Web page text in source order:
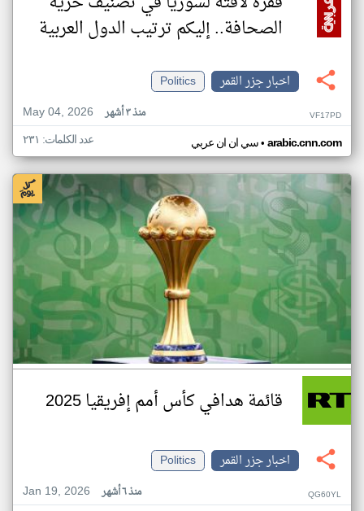
الصحافة.. إليكم ترتيب الدول العربية
اخبار جزر القمر
Politics
May 04, 2026
منذ ٣ أشهر VF17PD
سي ان ان عربي• arabic.cnn.com عدد الكلمات: ٢٣١
قائمة هدافي كأس أمم إفريقيا 2025
اخبار جزر القمر
Politics
Jan 19, 2026
منذ ٦ أشهر QG60YL